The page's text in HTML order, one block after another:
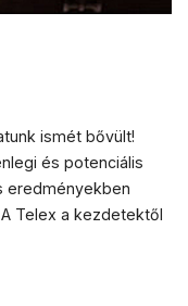
ismét bővült!
és potenciális
eredményekben
Telex a kezdetektől